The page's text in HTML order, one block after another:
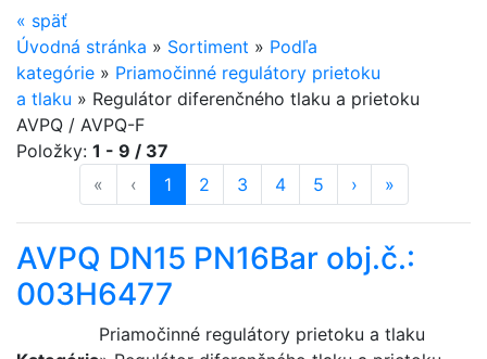
« späť
Úvodná stránka » Sortiment » Podľa
kategórie » Priamočinné regulátory prietoku
a tlaku » Regulátor diferenčného tlaku a prietoku
AVPQ / AVPQ-F
Položky: 1 - 9 / 37
« prvá strana
‹ predošlá strana
strana
1 (aktuálna)
strana
2 strana
3 strana
4 strana
5 ďalšia strana
› posledná
»
AVPQ DN15 PN16Bar obj.č.:
003H6477
Priamočinné regulátory prietoku a tlaku